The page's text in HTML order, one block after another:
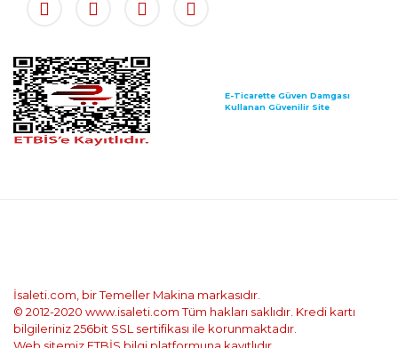
E-Ticarette Güven Damgası
Kullanan Güvenilir Site
İsaleti.com, bir Temeller Makina markasıdır.
© 2012-2020 www.isaleti.com Tüm hakları saklıdır. Kredi kartı
bilgileriniz 256bit SSL sertifikası ile korunmaktadır.